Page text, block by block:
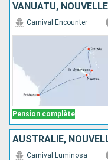
Pension complète
Carnival Encounter
Carnival Luminosa